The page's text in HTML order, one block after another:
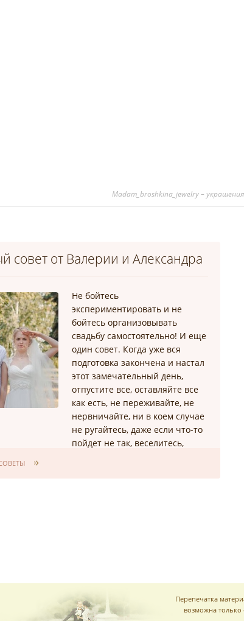
Madam_broshkina_jewelry –
совет от Валерии и Александра
Не бойтесь
экспериментировать и не
бойтесь организовывать
свадьбу самостоятельно! И еще
один совет. Когда уже вся
подготовка закончена и настал
этот замечательный день,
отпустите все, оставляйте все
как есть, не переживайте, не
нервничайте, ни в коем случае
не ругайтесь, даже если что-то
пойдет не так, веселитесь,
Перепечатка
возможна только